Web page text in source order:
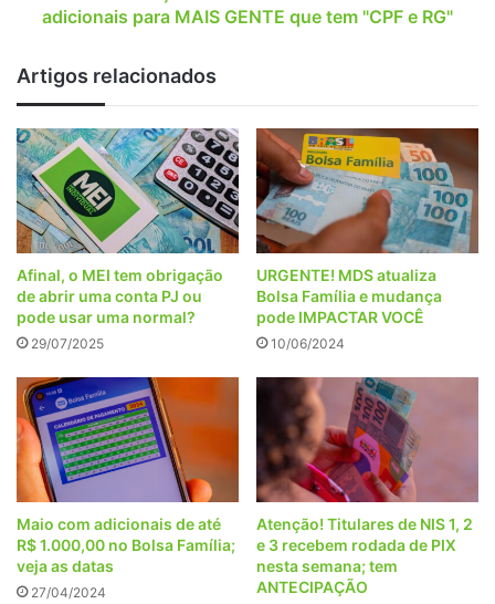
GENTE
"CPF
e
RG"
adicionais para MAIS GENTE que tem "CPF e RG"
Artigos relacionados
Afinal, o MEI tem obrigação
de abrir uma conta PJ ou
pode usar uma normal?
29/07/2025
URGENTE! MDS atualiza
Bolsa Família e mudança
pode IMPACTAR VOCÊ
10/06/2024
Maio com adicionais de até
R$ 1.000,00 no Bolsa Família;
veja as datas
27/04/2024
Atenção! Titulares de NIS 1, 2
e 3 recebem rodada de PIX
nesta semana; tem
ANTECIPAÇÃO